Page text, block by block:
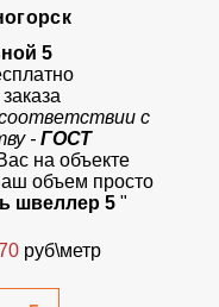
5
с
- ГОСТ
на объекте
объем просто
швеллер 5 "
руб\метр